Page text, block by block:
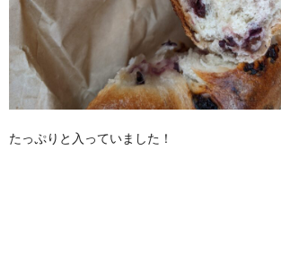
たっぷりと入っていました！